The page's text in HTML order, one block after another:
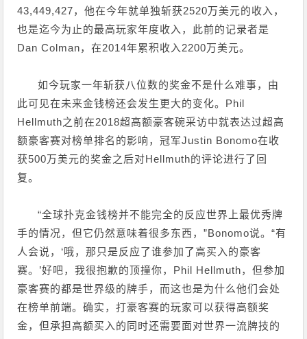
43,449,427，他在今年就单独斩获2520万美元的收入，
也是迄今为止的最高玩家年度收入，此前的记录者是
Dan Colman，在2014年累积收入2200万美元。
如今玩家一年斩获八位数的奖金不是什么难事，由
此可见在未来金钱榜还会发生更大的变化。Phil
Hellmuth之前在2018超高额豪客碗采访中就表达过超高
额豪客赛对榜单排名的影响，冠军Justin Bonomo在收
获500万美元的奖金之后对Hellmuth的评论进行了回
复。
“全球扑克金钱榜并不能完全的反应世界上最优秀牌
手的情况，但它仍然意味着很多东西，”Bonomo说。“有
人会说，‘哦，那只是反应了谁参加了高买入的豪客
赛。’好吧，我很抱歉的顶撞你，Phil Hellmuth，但参加
豪客赛的都是世界级的牌手，而这也是为什么他们会处
在榜单前端。确实，打豪客赛的玩家可以获得高额奖
金，但承担高额买入的同时还需要面对世界一流牌技的